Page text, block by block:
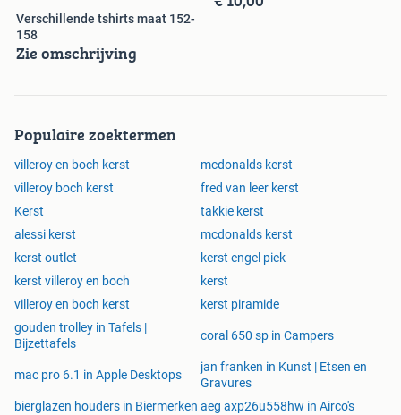
Verschillende tshirts maat 152-
158
Zie omschrijving
Populaire zoektermen
villeroy en boch kerst
mcdonalds kerst
villeroy boch kerst
fred van leer kerst
Kerst
takkie kerst
alessi kerst
mcdonalds kerst
kerst outlet
kerst engel piek
kerst villeroy en boch
kerst
villeroy en boch kerst
kerst piramide
gouden trolley in Tafels |
Bijzettafels
coral 650 sp in Campers
mac pro 6.1 in Apple Desktops
jan franken in Kunst | Etsen en
Gravures
bierglazen houders in Biermerken aeg axp26u558hw in Airco's